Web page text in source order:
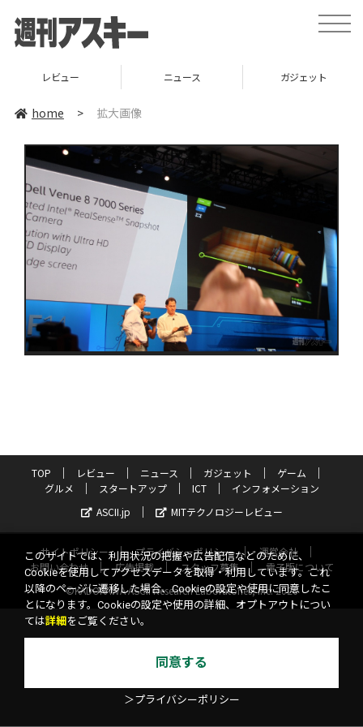
toggle
レビュー ニュース ガジェット
home > 拡大画像
TOP レビュー ニュース ガジェット
ゲーム
グルメ
スタートアップ ICT
インフォメーション
ASCII.jp
MITテクノロジーレビュー
サイトポリシー プライバシーポリシー
運営会社
お問い合わせ
広告掲載 スタッフ募集
電子版について
©KADOKAWA ASCII Research Laboratories, Inc. 2026
このサイトでは、利用状況の把握や広告配信などのために、
Cookieを使用してアクセスデータを取得・利用しています。これ
以降のページに遷移した場合、Cookieの設定や使用に同意したこ
とになります。Cookieの設定や使用の詳細、オプトアウトについ
ては詳細 をご覧ください。
同意する
＞プライバシーポリシー